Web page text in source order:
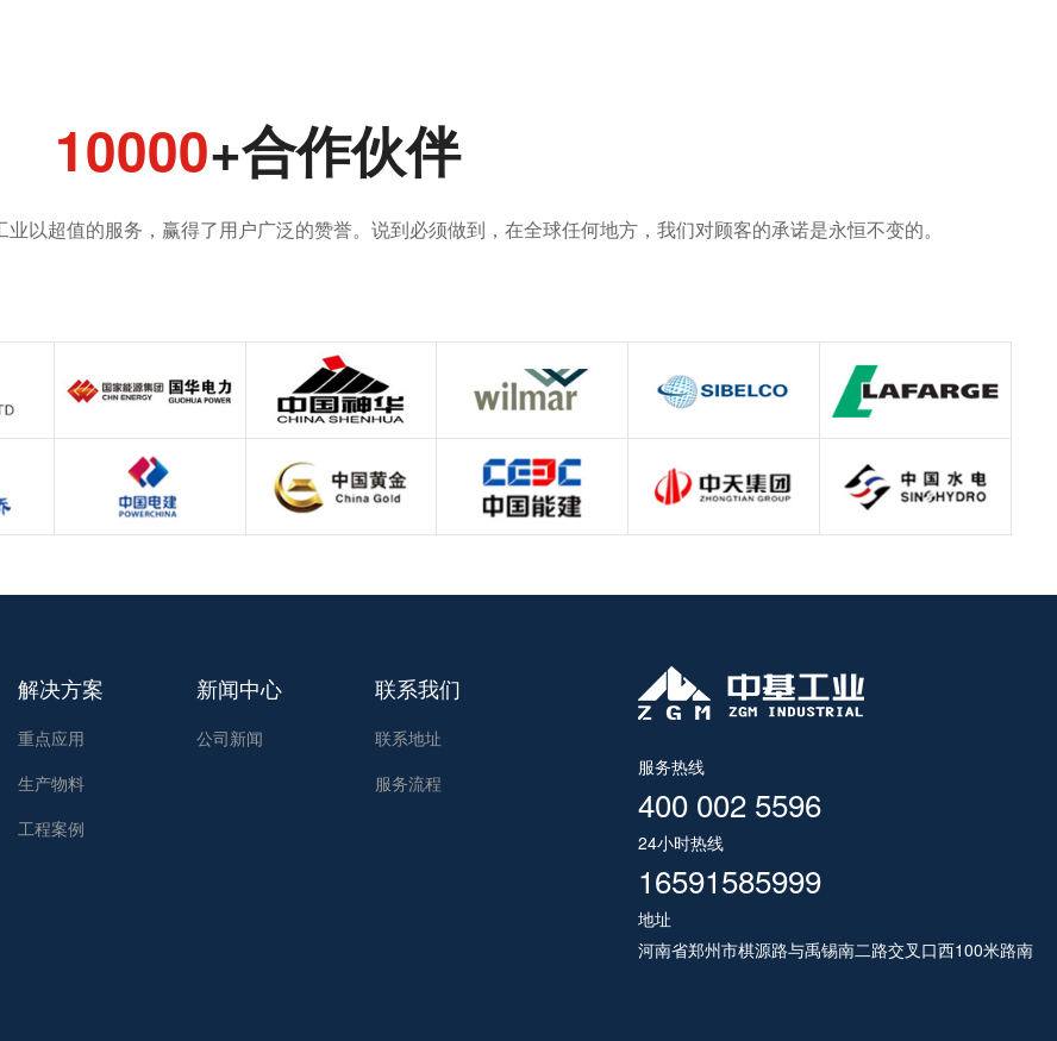
10000+合作伙伴
以超值的服务，赢得了用户广泛的赞誉。说到必须做到，在全球任何地方，我们对顾客的承诺是永恒不变的。
解决方案
重点应用
生产物料
工程案例
新闻中心
公司新闻
联系我们
联系地址
服务流程
服务热线
400 002 5596
24小时热线
16591585999
地址
河南省郑州市棋源路与禹锡南二路交叉口西100米路南